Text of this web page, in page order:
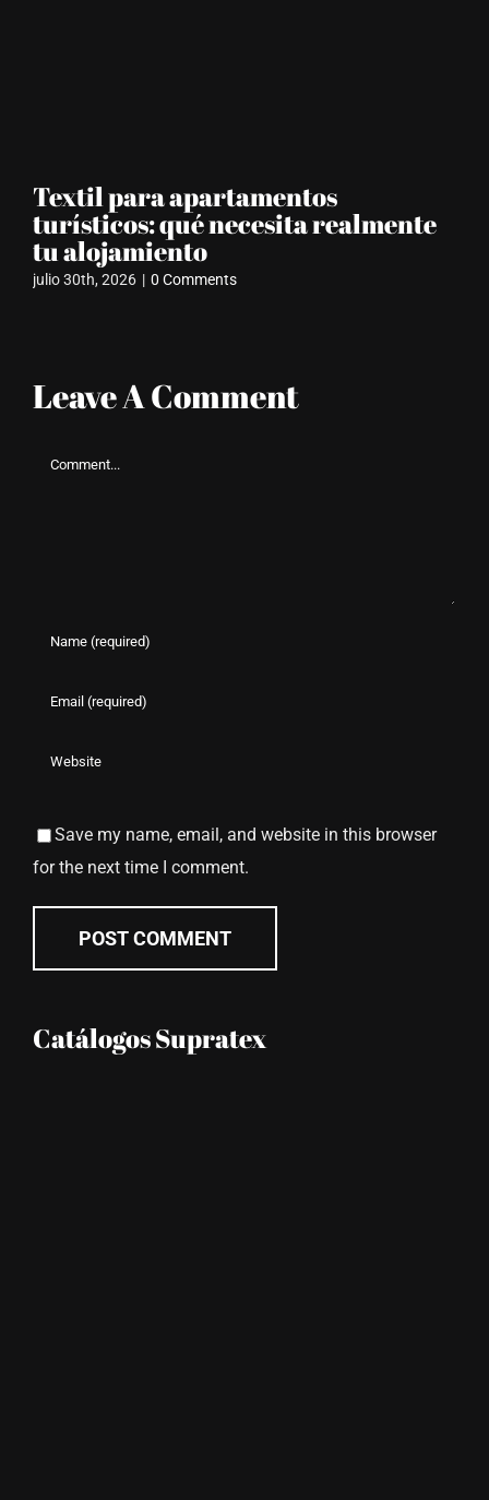
Textil para apartamentos
turísticos: qué necesita realmente
tu alojamiento
julio 30th, 2026 | 0 Comments
Leave A Comment
Comment
Save my name, email, and website in this browser
for the next time I comment.
Catálogos Supratex